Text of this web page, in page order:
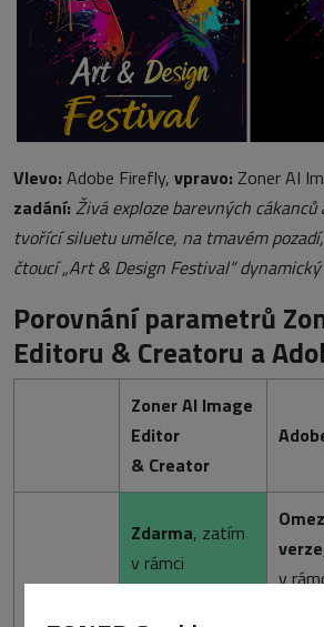
Vlevo: Adobe Firefly, vpravo: Zoner AI
zadání: Živá exploze barevných
tvořící siluetu umělce, na tmavém
čtoucí „Art & Design Festival“
Porovnání parametrů
Editoru & Creatoru a
Zoner AI Image
Editor
& Creator
Cena
Zdarma, zatím
v rámci
webového
verze
v